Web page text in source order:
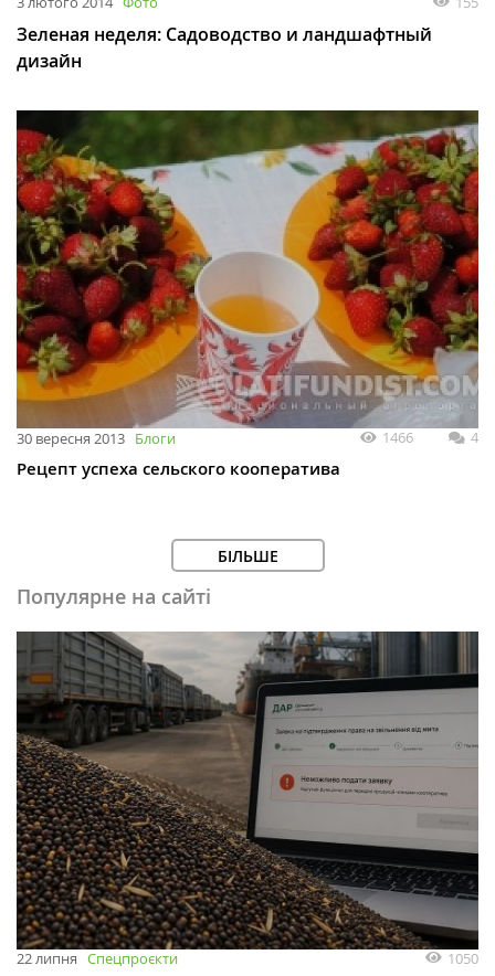
Зеленая неделя: Садоводство и ландшафтный
дизайн
30 вересня 2013 Блоги 1466 4
Рецепт успеха сельского кооператива
БІЛЬШЕ
Популярне на сайті
22 липня Спецпроєкти 1050